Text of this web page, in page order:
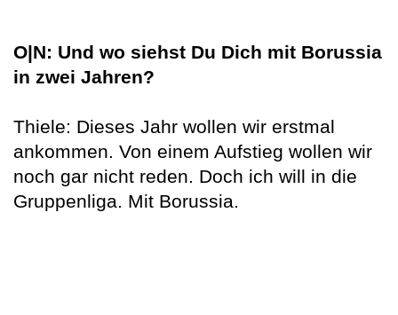
O|N: Und wo siehst Du Dich mit Borussia
in zwei Jahren?
Thiele: Dieses Jahr wollen wir erstmal
ankommen. Von einem Aufstieg wollen wir
noch gar nicht reden. Doch ich will in die
Gruppenliga. Mit Borussia.